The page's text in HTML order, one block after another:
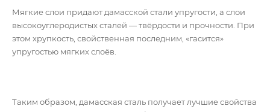
Мягкие слои придают дамасской стали упругости, а слои
высокоуглеродистых сталей — твёрдости и прочности. При
этом хрупкость, свойственная последним, «гасится»
упругостью мягких слоёв.
Таким образом, дамасская сталь получает лучшие свойства